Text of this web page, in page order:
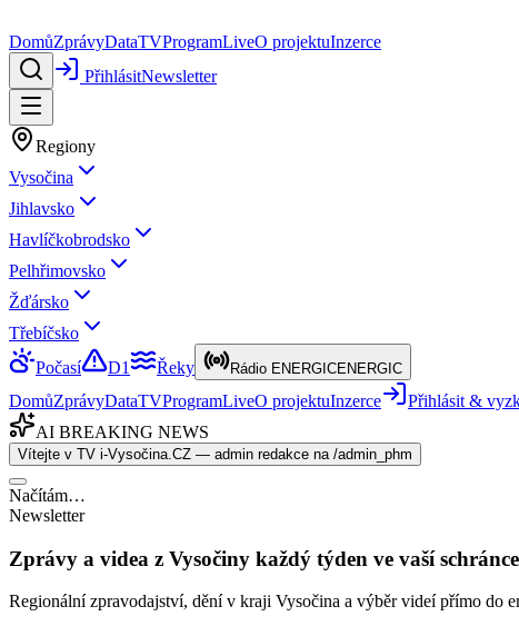
DomůZprávyDataTVProgramLiveO projektuInzerce
PřihlásitNewsletter
Regiony
Vysočina
Jihlavsko
Havlíčkobrodsko
Pelhřimovsko
Žďársko
Třebíčsko
Počasí
D1 Řeky Rádio ENERGICENERGIC
DomůZprávyDataTVProgramLiveO projektuInzerce Přihlásit &
AI BREAKING NEWS
Vítejte v TV i-Vysočina.CZ — admin redakce na /admin_phm
Načítám…
Newsletter
Zprávy a videa z Vysočiny každý týden ve vaší schránce
Regionální zpravodajství, dění v kraji Vysočina a výběr videí přímo do